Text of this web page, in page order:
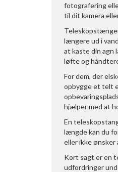
fotografering
til dit kamera
længere ud i
at kaste din agn
løfte og
For dem, der
opbygge et telt
hjælper med at
En
længde kan du
eller ikke
Kort sagt er en
udfordringer